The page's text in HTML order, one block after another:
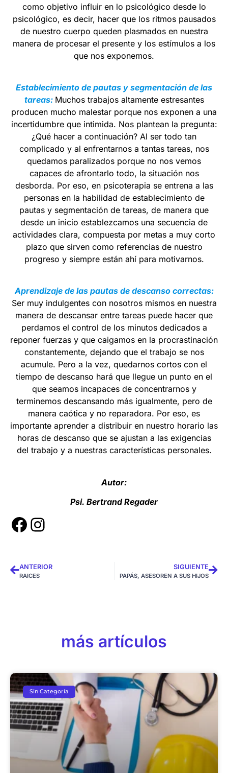
como objetivo influir en lo psicológico desde lo
psicológico, es decir, hacer que los ritmos pausados
de nuestro cuerpo queden plasmados en nuestra
manera de procesar el presente y los estímulos a los
que nos exponemos.
Establecimiento de pautas y segmentación de las
tareas: Muchos trabajos altamente estresantes
producen mucho malestar porque nos exponen a una
incertidumbre que intimida. Nos plantean la pregunta:
¿Qué hacer a continuación? Al ser todo tan
complicado y al enfrentarnos a tantas tareas, nos
quedamos paralizados porque no nos vemos
capaces de afrontarlo todo, la situación nos
desborda. Por eso, en psicoterapia se entrena a las
personas en la habilidad de establecimiento de
pautas y segmentación de tareas, de manera que
desde un inicio establezcamos una secuencia de
actividades clara, compuesta por metas a muy corto
plazo que sirven como referencias de nuestro
progreso y siempre están ahí para motivarnos.
Aprendizaje de las pautas de descanso correctas:
Ser muy indulgentes con nosotros mismos en nuestra
manera de descansar entre tareas puede hacer que
perdamos el control de los minutos dedicados a
reponer fuerzas y que caigamos en la procrastinación
constantemente, dejando que el trabajo se nos
acumule. Pero a la vez, quedarnos cortos con el
tiempo de descanso hará que llegue un punto en el
que seamos incapaces de concentrarnos y
terminemos descansando más igualmente, pero de
manera caótica y no reparadora. Por eso, es
importante aprender a distribuir en nuestro horario las
horas de descanso que se ajustan a las exigencias
del trabajo y a nuestras características personales.
Autor:
Psi. Bertrand Regader
ANTERIOR
RAICES
SIGUIENTE
PAPÁS, ASESOREN A SUS HIJOS
más artículos
Sin Categoría